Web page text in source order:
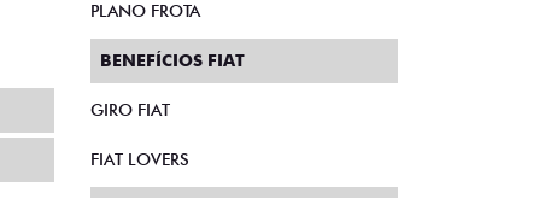
PLANO FROTA
BENEFÍCIOS FIAT
GIRO FIAT
FIAT LOVERS